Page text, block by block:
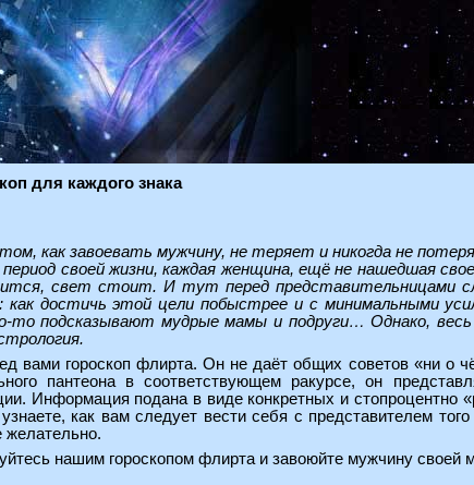
для каждого знака
как завоевать мужчину, не теряет и никогда не
период своей жизни, каждая женщина, ещё не нашедшая
свет стоит. И тут перед представительницами
как достичь этой цели побыстрее и с минимальными
то подсказывают мудрые мамы и подруги… Однако,
вами гороскоп флирта. Он не даёт общих советов «ни о
пантеона в соответствующем ракурсе, он
Информация подана в виде конкретных и стопроцентно
как вам следует вести себя с представителем
желательно.
нашим гороскопом флирта и завоюйте мужчину своей